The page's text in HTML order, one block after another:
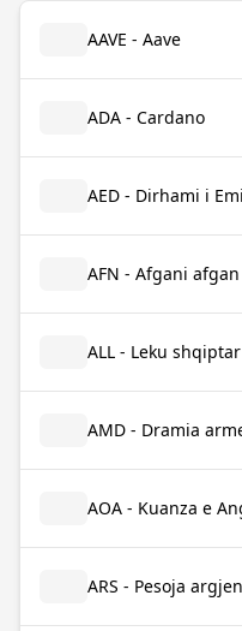
AAVE - Aave
ADA - Cardano
AED - Dirhami i
AFN - Afgani afgan
ALL - Leku shqiptar
AMD - Dramia
AOA - Kuanza e
ARS - Pesoja